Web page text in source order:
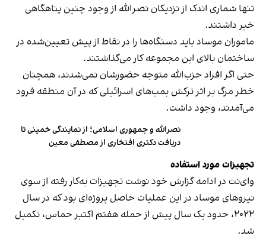
تنها شماری اندک از نزدیکان نصرالله از وجود چنین پناهگاهی
خبر داشتند.
ماموران موساد باید دستگاه‌ها را در نقاط از پیش تعیین‌شده در
ساختمان بالای این مجموعه کار می‌گذاشتند.
حتی اگر افراد حزب‌الله متوجه حضورشان نمی‌شدند، همچنان
خطر مرگ بر اثر ترکش بمب‌های اسرائیلی که در آن منطقه فرود
می‌آمدند، وجود داشت.
نصرالله و جمهوری اسلامی؛ از نمایندگی خمینی تا
دریافت دکتری افتخاری از مصطفی معین
تجهیزات مورد استفاده
وای‌نت در ادامه گزارش خود نوشت تجهیزات به‌کار رفته از سوی
نیروهای موساد در این عملیات حاصل پروژه‌ای بود که در سال
۲۰۲۲، حدود یک سال پیش از حمله هفتم اکتبر حماس، تکمیل
شد.